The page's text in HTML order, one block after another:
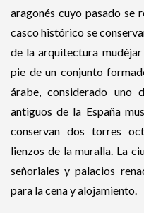
aragonés cuyo pasado se
casco histórico se
de la arquitectura
pie de un conjunto
árabe, considerado uno
antiguos de la España
conservan dos torres
lienzos de la muralla. La
señoriales y palacios
para la cena y alojamiento.